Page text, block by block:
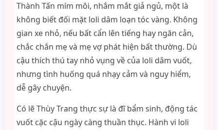
Thành Tấn mím môi, nhắm mắt giả ngủ, một là
không biết đối mặt loli dâm loạn tóc vàng. Không
gian xe nhỏ, nếu bất cẩn lên tiếng hay ngăn cản,
chắc chắn mẹ và mẹ vợ phát hiện bất thường. Dù
cậu thích thú tay nhỏ vụng về của loli dâm vuốt,
nhưng tình huống quá nhạy cảm và nguy hiểm,
dễ gây chuyện.
Có lẽ Thùy Trang thực sự là đĩ bẩm sinh, động tác
vuốt cặc cậu ngày càng thuần thục. Hành vi loli